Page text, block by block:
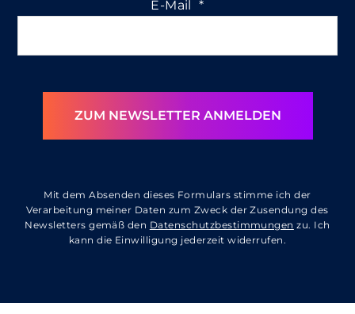
E-Mail *
ZUM NEWSLETTER ANMELDEN
Mit dem Absenden dieses Formulars stimme ich der
Verarbeitung meiner Daten zum Zweck der Zusendung des
Newsletters gemäß den Datenschutzbestimmungen zu. Ich
kann die Einwilligung jederzeit widerrufen.